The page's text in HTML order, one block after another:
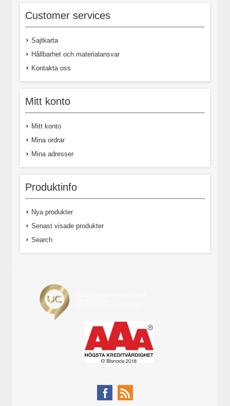
Customer services
Sajtkarta
Hållbarhet och materialansvar
Kontakta oss
Mitt konto
Mitt konto
Mina ordrar
Mina adresser
Produktinfo
Nya produkter
Senast visade produkter
Search